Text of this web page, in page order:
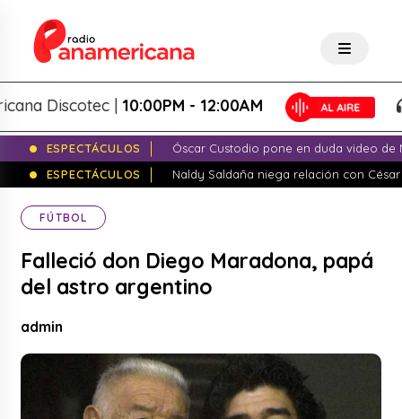
Discotec |10:00PM - 12:00AM
ESPECTÁCULOS
Óscar Custodio pone en duda video de
ESPECTÁCULOS
Naldy Saldaña niega relación con
FÚTBOL
Falleció don Diego Maradona, papá
del astro argentino
admin